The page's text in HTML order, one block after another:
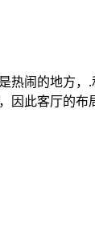
闹的地方
因此客厅的